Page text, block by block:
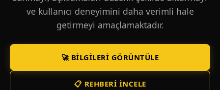
ve kullanıcı deneyimini daha verimli hale
getirmeyi amaçlamaktadır.
🚀 BILGILERI GÖRÜNTÜLE
📋 REHBERI İNCELE